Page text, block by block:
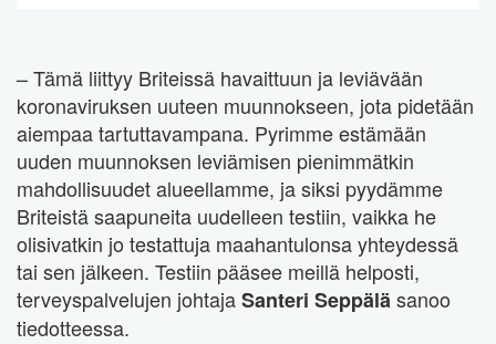
– Tämä liittyy Briteissä havaittuun ja leviävään
koronaviruksen uuteen muunnokseen, jota pidetään
aiempaa tartuttavampana. Pyrimme estämään
uuden muunnoksen leviämisen pienimmätkin
mahdollisuudet alueellamme, ja siksi pyydämme
Briteistä saapuneita uudelleen testiin, vaikka he
olisivatkin jo testattuja maahantulonsa yhteydessä
tai sen jälkeen. Testiin pääsee meillä helposti,
terveyspalvelujen johtajaSanteri Seppäläsanoo
tiedotteessa.